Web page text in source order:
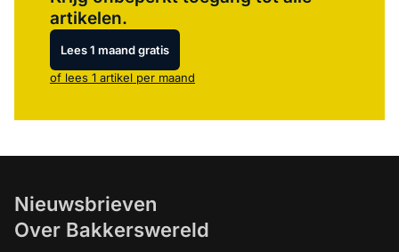
artikelen.
Lees 1 maand gratis
of lees 1 artikel per maand
Nieuwsbrieven
Over Bakkerswereld